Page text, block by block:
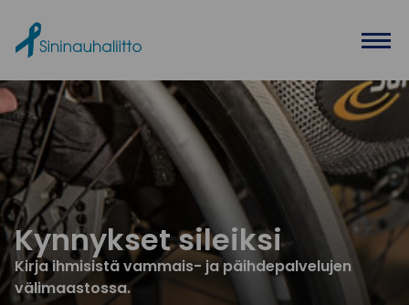
Kynnykset sileiksi
Kirja ihmisistä vammais- ja päihdepalvelujen
välimaastossa.